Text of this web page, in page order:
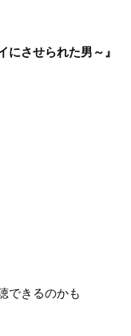
にさせられた男～』
できるのかも